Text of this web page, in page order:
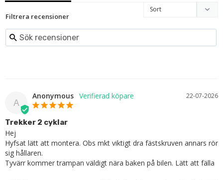
Filtrera recensioner
A
22-07-2026
Anonymous
Trekker 2 cyklar
Hej
Hyfsat lätt att montera. Obs mkt viktigt dra fästskruven annars rör
sig hållaren.
Tyvärr kommer trampan väldigt nära baken på bilen. Lätt att fälla